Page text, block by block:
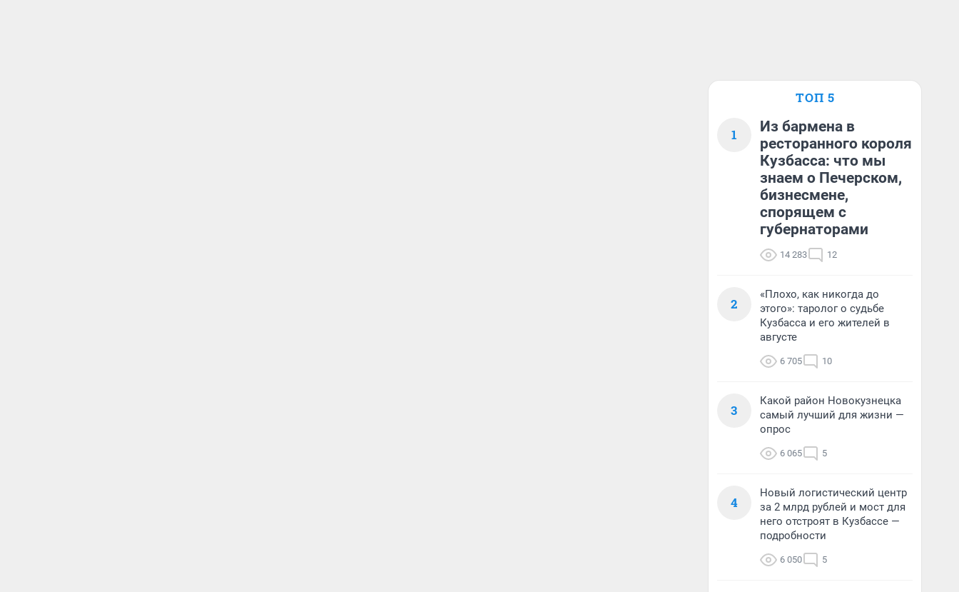
ТОП 5
1
Из бармена в
ресторанного короля
Кузбасса: что мы
знаем о Печерском,
бизнесмене,
спорящем с
губернаторами
14 283 12
2
«Плохо, как никогда до
этого»: таролог о судьбе
Кузбасса и его жителей в
августе
6 705 10
3
Какой район Новокузнецка
самый лучший для жизни —
опрос
6 065 5
4
Новый логистический центр
за 2 млрд рублей и мост для
него отстроят в Кузбассе —
подробности
6 050 5